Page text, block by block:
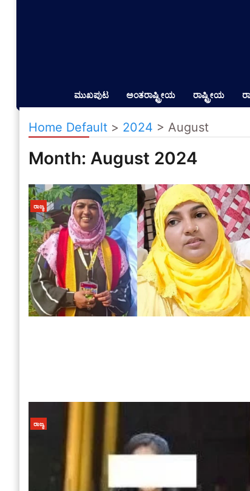
ಮುಖಪುಟ ಅಂತರಾಷ್ಟ್ರೀಯ ರಾಷ್ಟ್ರೀಯ
Home Default > 2024 > August
Month: August 2024
ರಾಜ್ಯ
ರಾಜ್ಯ